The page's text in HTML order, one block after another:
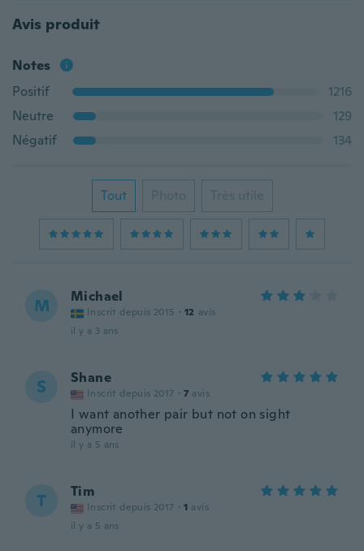
Avis produit
Notes
Positif
1216
Neutre
129
Négatif
134
Tout Photo Très utile
M Michael
Inscrit depuis 2015 · 12 avis
il y a 3 ans
S Shane
Inscrit depuis 2017 · 7 avis
I want another pair but not on sight
anymore
il y a 5 ans
T Tim
Inscrit depuis 2017 · 1 avis
il y a 5 ans